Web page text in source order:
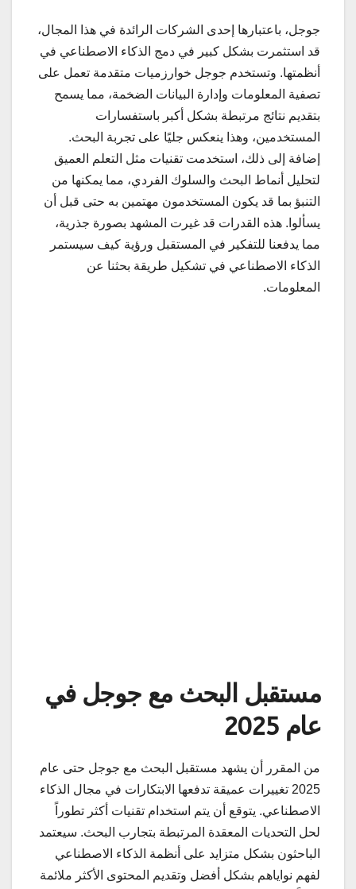
جوجل، باعتبارها إحدى الشركات الرائدة في هذا المجال،
قد استثمرت بشكل كبير في دمج الذكاء الاصطناعي في
أنظمتها. وتستخدم جوجل خوارزميات متقدمة تعمل على
تصفية المعلومات وإدارة البيانات الضخمة، مما يسمح
بتقديم نتائج مرتبطة بشكل أكبر باستفسارات
المستخدمين، وهذا ينعكس جليًا على تجربة البحث.
إضافة إلى ذلك، استخدمت تقنيات مثل التعلم العميق
لتحليل أنماط البحث والسلوك الفردي، مما يمكنها من
التنبؤ بما قد يكون المستخدمون مهتمين به حتى قبل أن
يسألوا. هذه القدرات قد غيرت المشهد بصورة جذرية،
مما يدفعنا للتفكير في المستقبل ورؤية كيف سيستمر
الذكاء الاصطناعي في تشكيل طريقة بحثنا عن
المعلومات.
مستقبل البحث مع جوجل في
عام 2025
من المقرر أن يشهد مستقبل البحث مع جوجل حتى عام
2025 تغييرات عميقة تدفعها الابتكارات في مجال الذكاء
الاصطناعي. يتوقع أن يتم استخدام تقنيات أكثر تطوراً
لحل التحديات المعقدة المرتبطة بتجارب البحث. سيعتمد
الباحثون بشكل متزايد على أنظمة الذكاء الاصطناعي
لفهم نواياهم بشكل أفضل وتقديم المحتوى الأكثر ملائمة